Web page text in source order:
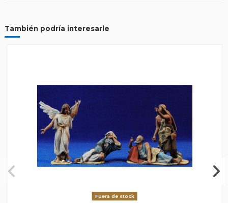
También podría interesarle
Fuera de stock